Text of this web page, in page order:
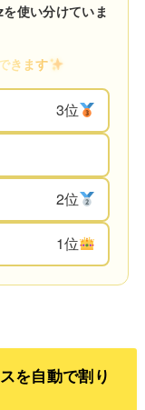
使い分けていま
きます
3位
2位
1位
を自動で割り